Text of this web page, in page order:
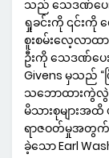
သည် သေဒဏ်ပေး
ရှုခင်းကို ၎င်းကို
စူးစမ်းလေ့လာထ
ဦးကို သေဒဏ်ပ
Givens မှသည်
သဘောထားကွဲလွဲ
မိသားစုများအ
ရာဇဝတ်မှုအတွက်
ခဲ့သော Earl